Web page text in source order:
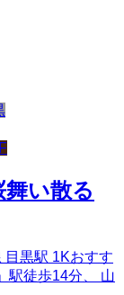
舞い散る
目黒駅 1Kおすす
駅徒歩14分、 山